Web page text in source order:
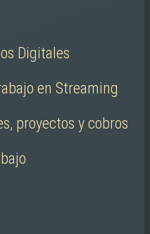
Digitales
en Streaming
proyectos y cobros